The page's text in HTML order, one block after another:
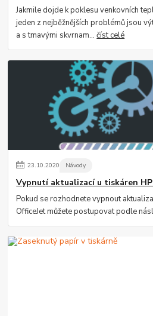
Jakmile dojde k poklesu venkovních
jeden z nejběžnějších problémů jsou
a s tmavými skvrnam...číst celé
23.10.2020 Návody
Vypnutí aktualizací u tiskáren
Pokud se rozhodnete vypnout
OfficeJet můžete postupovat podle